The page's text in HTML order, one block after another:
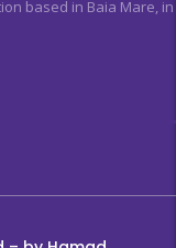
based in Baia Mare, in